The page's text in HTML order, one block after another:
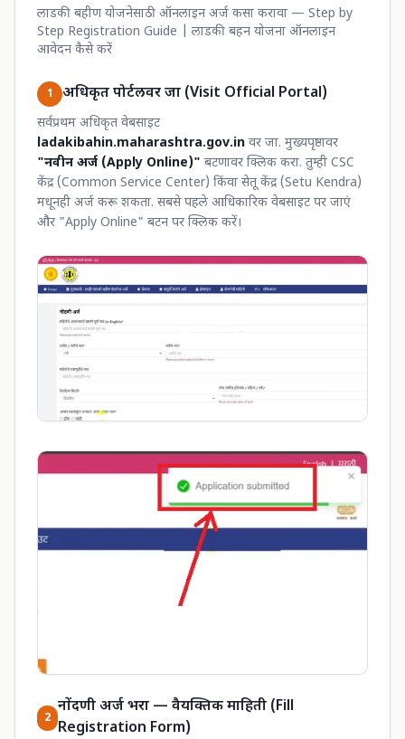
लाडकी बहीण योजनेसाठी ऑनलाइन अर्ज कसा करावा — Step by
Step Registration Guide | लाडकी बहन योजना ऑनलाइन
आवेदन कैसे करें
1 अधिकृत पोर्टलवर जा (Visit Official Portal)
सर्वप्रथम अधिकृत वेबसाइट
ladakibahin.maharashtra.gov.in वर जा. मुख्यपृष्ठावर
"नवीन अर्ज (Apply Online)" बटणावर क्लिक करा. तुम्ही CSC
केंद्र (Common Service Center) किंवा सेतू केंद्र (Setu Kendra)
मधूनही अर्ज करू शकता. सबसे पहले आधिकारिक वेबसाइट पर जाएं
और "Apply Online" बटन पर क्लिक करें।
2
नोंदणी अर्ज भरा — वैयक्तिक माहिती (Fill
Registration Form)